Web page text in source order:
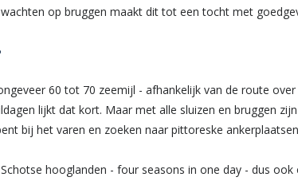
op bruggen maakt dit tot een tocht met
60 tot 70 zeemijl - afhankelijk van de route
lijkt dat kort. Maar met alle sluizen en bruggen
bij het varen en zoeken naar pittoreske
hooglanden - four seasons in one day - dus